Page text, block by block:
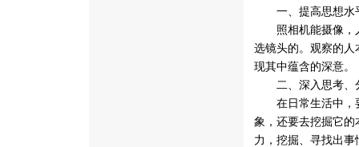
一、提高思想水
照相机能摄像，人
选镜头的。观察的
现其中蕴含的深意。
二、深入思考、
在日常生活中，要
象，还要去挖掘它
力，挖掘、寻找出